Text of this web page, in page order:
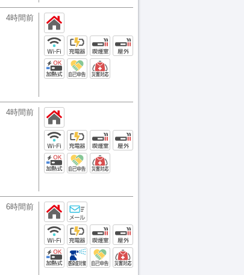
4時間前
4時間前
6時間前